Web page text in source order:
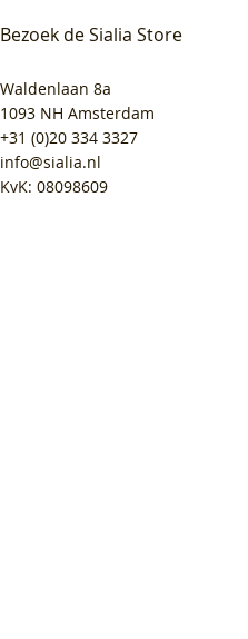
Bezoek de Sialia Store
Waldenlaan 8a
1093 NH Amsterdam
+31 (0)20 334 3327
info@sialia.nl
KvK: 08098609